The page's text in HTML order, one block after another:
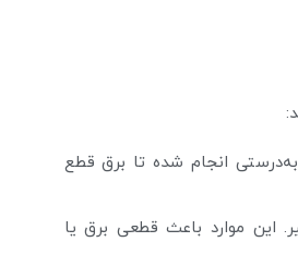
انجام شده تا برق قطع
موارد باعث قطعی برق یا